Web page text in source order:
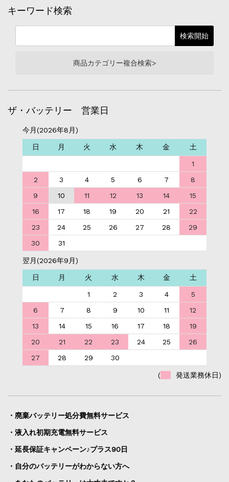
キーワード検索
商品カテゴリー複合検索>
ザ・バッテリー 営業日
今月(2026年8月)
日 月 火 水 木 金 土
1
2
3 4 5 6 7
8
9
10 11 12 13 14
15
16
17 18 19 20 21
22
23
24 25 26 27 28
29
30
31
翌月(2026年9月)
日 月 火 水 木 金 土
1 2 3 4
5
6
7 8 9 10 11
12
13
14 15 16 17 18
19
20
21 22 23 24 25
26
27
28 29 30
( 発送業務休日)
・廃棄バッテリー処分費無料サービス
・液入れ初期充電無料サービス
・延長保証キャンペーン♪プラス90日
・自分のバッテリーがわからない方へ